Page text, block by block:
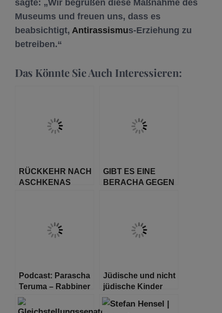
sagte: „Wir begrüßen diese Maßnahme des
Museums und freuen uns, dass es
beabsichtigt, Antirassismus-Erziehung zu
betreiben.“
Das Könnte Sie Auch Interessieren:
RÜCKKEHR NACH
ASCHKENAS
GIBT ES EINE
BERACHA GEGEN
Podcast: Parascha
Teruma – Rabbiner
Shlomo Bistritzky
Jüdische und nicht
jüdische Kinder
ziehen gemeinsam
in den Frieden